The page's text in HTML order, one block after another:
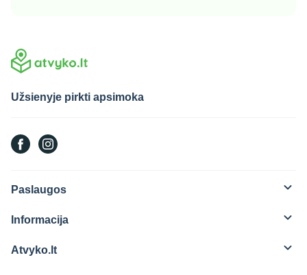
Užsienyje pirkti apsimoka
Paslaugos
Informacija
Atvyko.lt